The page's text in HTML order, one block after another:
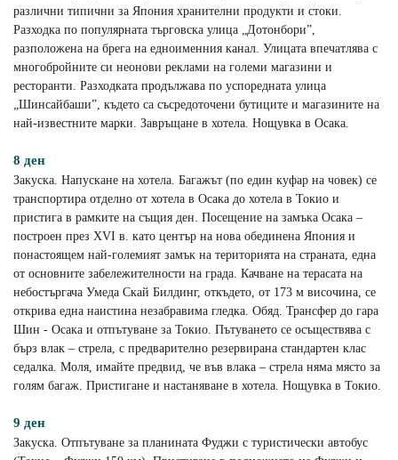
различни типични за Япония хранителни продукти и стоки.
Разходка по популярната търговска улица „Дотонбори”,
разположена на брега на едноименния канал. Улицата впечатлява с
многобройните си неонови реклами на големи магазини и
ресторанти. Разходката продължава по успоредната улица
„Шинсайбаши”, където са съсредоточени бутиците и магазините на
най-известните марки. Завръщане в хотела. Нощувка в Осака.
8 ден
Закуска. Напускане на хотела. Багажът (по един куфар на човек) се
транспортира отделно от хотела в Осака до хотела в Токио и
пристига в рамките на същия ден. Посещение на замъка Осака –
построен през XVI в. като център на нова обединена Япония и
понастоящем най-големият замък на територията на страната, една
от основните забележителности на града. Качване на терасата на
небостъргача Умеда Скай Билдинг, откъдето, от 173 м височина, се
открива една наистина незабравима гледка. Обяд. Трансфер до гара
Шин - Осака и отпътуване за Токио. Пътуването се осъществява с
бърз влак – стрела, с предварително резервирана стандартен клас
седалка. Моля, имайте предвид, че във влака – стрела няма място за
голям багаж. Пристигане и настаняване в хотела. Нощувка в Токио.
9 ден
Закуска. Отпътуване за планината Фуджи с туристически автобус